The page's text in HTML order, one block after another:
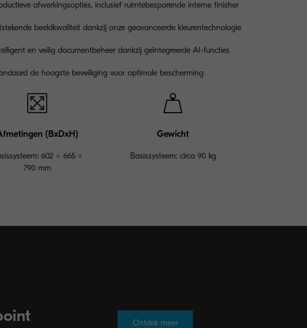
afwerkingsopties, inclusief ruimtebesparende interne finisher
beeldkwaliteit dankzij onze geavanceerde kleurentechnologie
en veilig documentbeheer dankzij geïntegreerde AI-functies
de hoogste beveiliging voor optimale bescherming
(BxDxH)
602 × 665 ×
790 mm
Gewicht
Basissysteem: circa 90 kg
Ontdek meer